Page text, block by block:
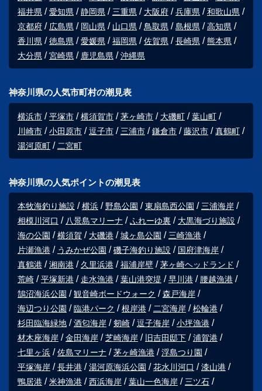
福井県
愛知県 静岡県 三重県 大阪府 兵庫県
和歌山県
京都府
広島県 岡山県 山口県 鳥取県 島根県
高知県
香川県
徳島県 愛媛県 福岡県 佐賀県 長崎県
熊本県
大分県
宮崎県 鹿児島県 沖縄県
神奈川県の人気市町村の潮見表
横浜市 平塚市 横須賀市 茅ヶ崎市 大磯町
葉山町
川崎市
小田原市 逗子市 三浦市 鎌倉市 藤沢市
真鶴町
湯河原町
二宮町
神奈川県の人気ポイントの潮見表
本牧海釣り施設 横浜 野島公園 東扇島西公園
三浦海岸
相模川河口
八景島マリーナ ふれーゆ裏
大黒海づり施設
海の公園
横須賀 大磯港 城ヶ島公園
三崎漁港
片瀬漁港
うみかぜ公園 磯子海釣り施設
国府津海岸
真鶴港
湘南港 久里浜港 福浦岸壁
茅ヶ崎ヘッドランド
荒崎
平塚新港 走水漁港 葉山港突堤 早川港
腰越漁港
鵠沼海浜公園
観音崎ボードウォーク
森戸海岸
海辺つり公園
臨港パーク 根岸港 二宮海岸
松輪港
杉田臨海緑地
酒匂海岸 剱崎 逗子海岸
小坪漁港
材木座海岸
金田海岸 芝崎海岸 旧吉田邸下
浦賀港
七里ヶ浜
佐島マリーナ 茅ヶ崎漁港
浮島つり園
平塚海岸
長井港 湯河原海浜公園 花水川河口
漆山港
鴨居港
米神漁港 西浜海岸 葉山一色海岸
三ツ石